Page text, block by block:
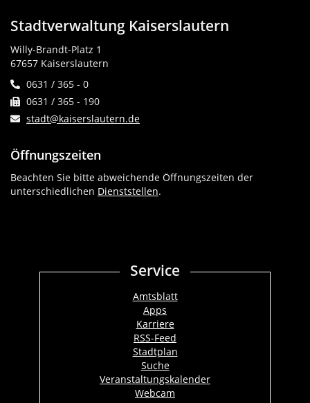
Stadtverwaltung Kaiserslautern
Willy-Brandt-Platz 1
67657 Kaiserslautern
0631 / 365 - 0
0631 / 365 - 190
stadt@kaiserslautern.de
Öffnungszeiten
Beachten Sie bitte abweichende Öffnungszeiten der
unterschiedlichen Dienststellen.
Service
Amtsblatt
Apps
Karriere
RSS-Feed
Stadtplan
Suche
Veranstaltungskalender
Webcam